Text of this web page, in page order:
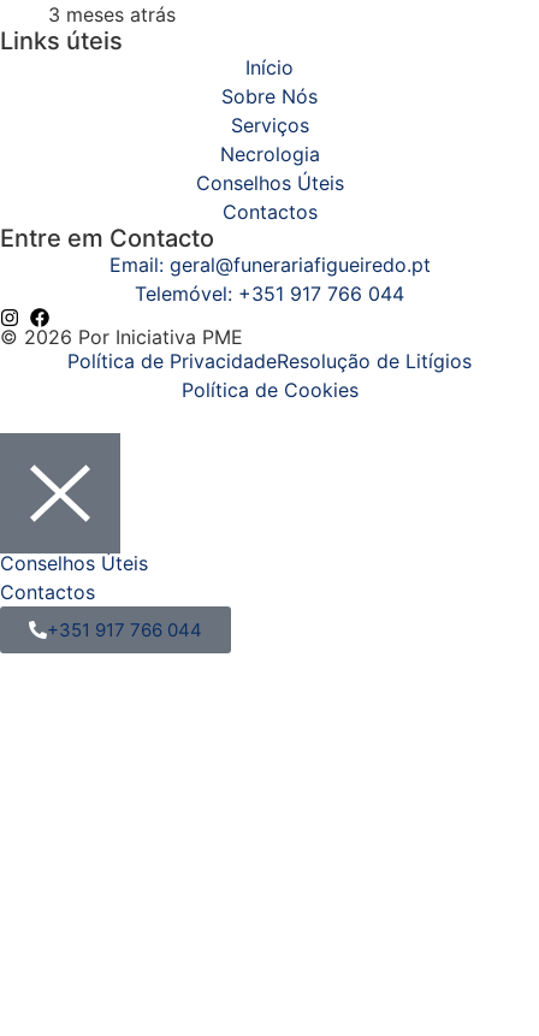
3 meses atrás
Links úteis
Início
Sobre Nós
Serviços
Necrologia
Conselhos Úteis
Contactos
Entre em Contacto
Email: geral@funerariafigueiredo.pt
Telemóvel: +351 917 766 044
© 2026 Por Iniciativa PME
Política de PrivacidadeResolução de Litígios
Política de Cookies
Sobre Nós
Serviços
Conselhos Úteis
Contactos
+351 917 766 044